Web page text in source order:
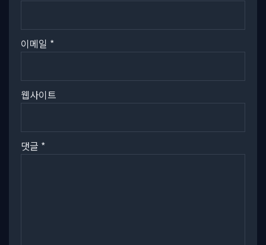
이메일 *
웹사이트
댓글 *